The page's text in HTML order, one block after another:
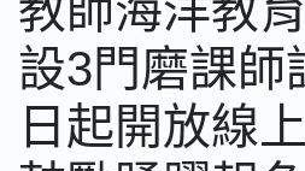
教師海洋教
設3門磨課師
日起開放線